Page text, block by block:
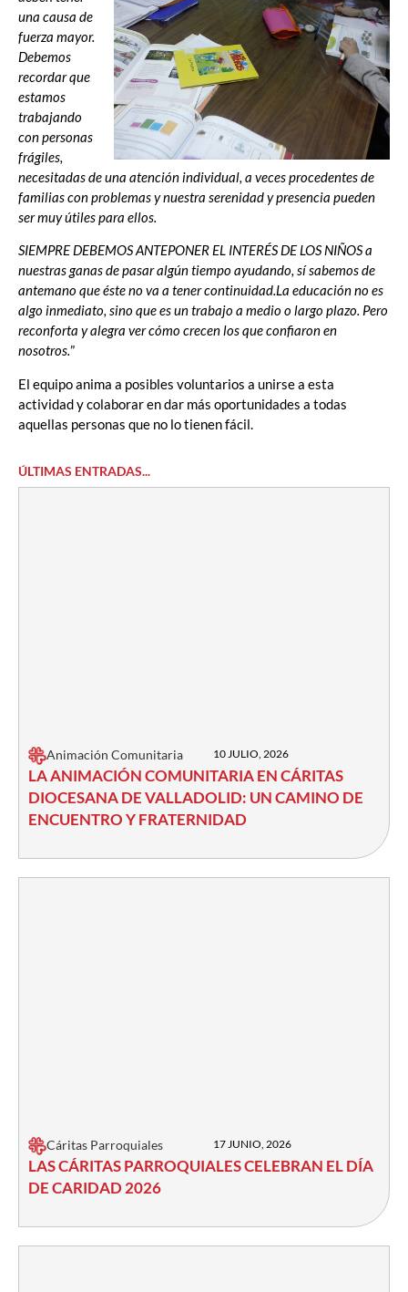
una causa de
fuerza mayor.
Debemos
recordar que
estamos
trabajando
con personas
frágiles,
necesitadas de una atención individual, a veces procedentes de
familias con problemas y nuestra serenidad y presencia pueden
ser muy útiles para ellos.
SIEMPRE DEBEMOS ANTEPONER EL INTERÉS DE LOS NIÑOS a
nuestras ganas de pasar algún tiempo ayudando, sí sabemos de
antemano que éste no va a tener continuidad.La educación no es
algo inmediato, sino que es un trabajo a medio o largo plazo. Pero
reconforta y alegra ver cómo crecen los que confiaron en
nosotros.”
El equipo anima a posibles voluntarios a unirse a esta
actividad y colaborar en dar más oportunidades a todas
aquellas personas que no lo tienen fácil.
ÚLTIMAS ENTRADAS...
Animación Comunitaria 10 JULIO, 2026
LA ANIMACIÓN COMUNITARIA EN CÁRITAS
DIOCESANA DE VALLADOLID: UN CAMINO DE
ENCUENTRO Y FRATERNIDAD
Cáritas Parroquiales 17 JUNIO, 2026
LAS CÁRITAS PARROQUIALES CELEBRAN EL DÍA
DE CARIDAD 2026